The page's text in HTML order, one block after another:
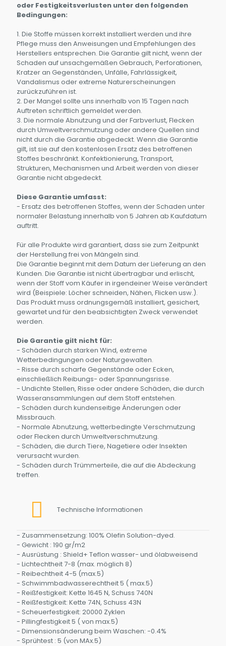
oder Festigkeitsverlusten unter den folgenden
Bedingungen:
1. Die Stoffe müssen korrekt installiert werden und ihre
Pflege muss den Anweisungen und Empfehlungen des
Herstellers entsprechen. Die Garantie gilt nicht, wenn der
Schaden auf unsachgemäßen Gebrauch, Perforationen,
Kratzer an Gegenständen, Unfälle, Fahrlässigkeit,
Vandalismus oder extreme Naturerscheinungen
zurückzuführen ist.
2. Der Mangel sollte uns innerhalb von 15 Tagen nach
Auftreten schriftlich gemeldet werden.
3. Die normale Abnutzung und der Farbverlust, Flecken
durch Umweltverschmutzung oder andere Quellen sind
nicht durch die Garantie abgedeckt. Wenn die Garantie
gilt, ist sie auf den kostenlosen Ersatz des betroffenen
Stoffes beschränkt. Konfektionierung, Transport,
Strukturen, Mechanismen und Arbeit werden von dieser
Garantie nicht abgedeckt.
Diese Garantie umfasst:
- Ersatz des betroffenen Stoffes, wenn der Schaden unter
normaler Belastung innerhalb von 5 Jahren ab Kaufdatum
auftritt.
Für alle Produkte wird garantiert, dass sie zum Zeitpunkt
der Herstellung frei von Mängeln sind.
Die Garantie beginnt mit dem Datum der Lieferung an den
Kunden. Die Garantie ist nicht übertragbar und erlischt,
wenn der Stoff vom Käufer in irgendeiner Weise verändert
wird (Beispiele: Löcher schneiden, Nähen, Flicken usw.).
Das Produkt muss ordnungsgemäß installiert, gesichert,
gewartet und für den beabsichtigten Zweck verwendet
werden.
Die Garantie gilt nicht für:
- Schäden durch starken Wind, extreme
Wetterbedingungen oder Naturgewalten.
- Risse durch scharfe Gegenstände oder Ecken,
einschließlich Reibungs- oder Spannungsrisse.
- Undichte Stellen, Risse oder andere Schäden, die durch
Wasseransammlungen auf dem Stoff entstehen.
- Schäden durch kundenseitige Änderungen oder
Missbrauch.
- Normale Abnutzung, wetterbedingte Verschmutzung
oder Flecken durch Umweltverschmutzung.
- Schäden, die durch Tiere, Nagetiere oder Insekten
verursacht wurden.
- Schäden durch Trümmerteile, die auf die Abdeckung
treffen.
Technische Informationen
- Zusammensetzung: 100% Olefin Solution-dyed.
- Gewicht : 190 gr/m2
- Ausrüstung : Shield+ Teflon wasser- und ölabweisend
- Lichtechtheit 7-8 (max. möglich 8)
- Reibechtheit 4-5 (max.5)
- Schwimmbadwasserechtheit 5 ( max.5)
- Reißfestigkeit: Kette 1645 N, Schuss 740N
- Reißfestigkeit: Kette 74N, Schuss 43N
- Scheuerfestigkeit: 20000 Zyklen
- Pillingfestigkeit 5 ( von max.5)
- Dimensionsänderung beim Waschen: -0.4%
- Sprühtest : 5 (von MAx.5)